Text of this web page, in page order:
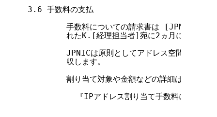
3.6 手数料の支払
手数料についての請求書は [JPNIC会員情
れたK.[経理担当者]宛に2ヵ月に一度
JPNICは原則としてアドレス空間を拡大す
        収します。
割り当て対象や金額などの詳細は以下の文
          『IPアドレス割り当て手数料について』